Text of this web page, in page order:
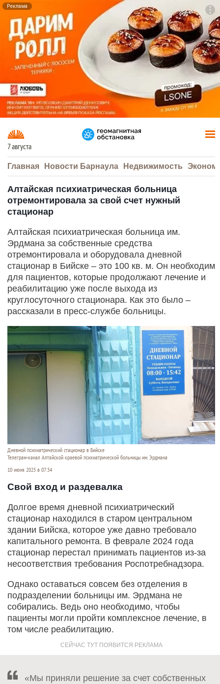
Реклама
7 августа
Главная Новости Барнаула Недвижимость
Алтайская психиатрическая больница
отремонтировала за свой счет нужный
стационар
Алтайская психиатрическая больница им.
Эрдмана за собственные средства
отремонтировала и оборудовала дневной
стационар в Бийске – это 100 кв. м. Он необходим
для пациентов, которые продолжают лечение и
реабилитацию уже после выхода из
круглосуточного стационара. Как это было –
рассказали в пресс-службе больницы.
Дневной психиатрический стационар в Бийске
Телеграм-канал Алтайской краевой психиатрической больницы им. Эрдмана
10 июня 2025 в 07:34
Свой вход и раздевалка
Долгое время дневной психиатрический
стационар находился в старом центральном
здании Бийска, которое уже давно требовало
капитального ремонта. В феврале 2024 года
стационар перестал принимать пациентов из-за
несоответствия требования Роспотребнадзора.
Однако оставаться совсем без отделения в
подразделении больницы им. Эрдмана не
собирались. Ведь оно необходимо, чтобы
пациенты могли пройти комплексное лечение, в
том числе реабилитацию.
«Мы приняли решение за счет собственных